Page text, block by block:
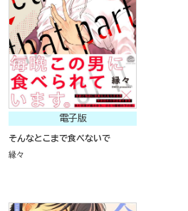
電子版
そんなとこまで食べないで
縁々